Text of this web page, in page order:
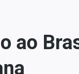
ao